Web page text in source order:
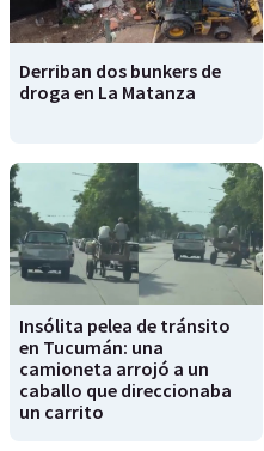
Derriban dos bunkers de
droga en La Matanza
Insólita pelea de tránsito
en Tucumán: una
camioneta arrojó a un
caballo que direccionaba
un carrito